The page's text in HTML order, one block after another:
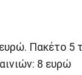
ευρώ. Πακέτο 5
8 ευρώ